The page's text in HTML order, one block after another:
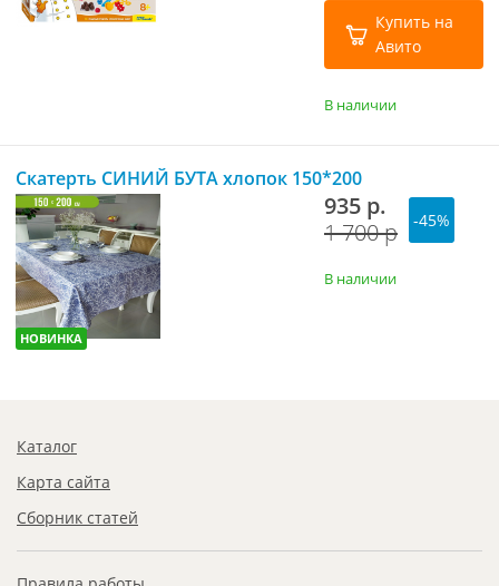
Купить на
Авито
В наличии
НОВИНКА
Скатерть СИНИЙ БУТА хлопок 150*200
935 р.
1 700 р
-45%
В наличии
Каталог
Карта сайта
Сборник статей